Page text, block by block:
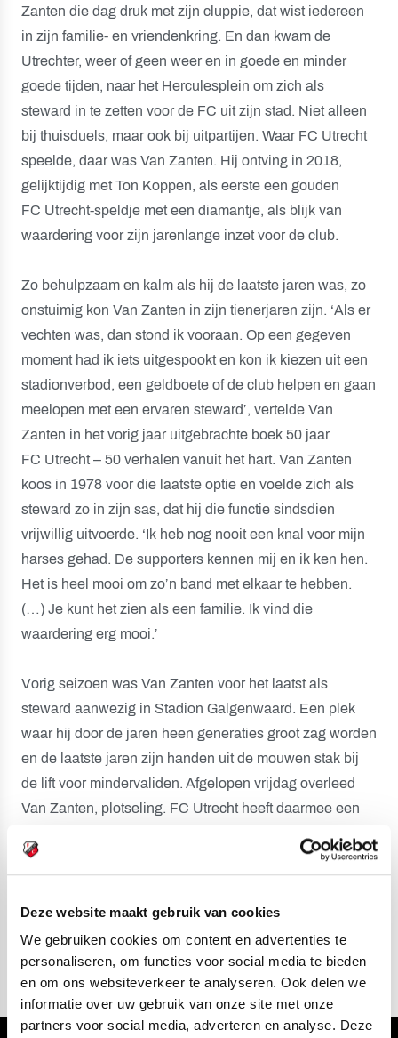
Deze website maakt gebruik van cookies
We gebruiken cookies om content en advertenties te
personaliseren, om functies voor social media te bieden
en om ons websiteverkeer te analyseren. Ook delen we
informatie over uw gebruik van onze site met onze
partners voor social media, adverteren en analyse. Deze
Zanten die dag druk met zijn cluppie, dat wist iedereen
in zijn familie- en vriendenkring. En dan kwam de
Utrechter, weer of geen weer en in goede en minder
goede tijden, naar het Herculesplein om zich als
steward in te zetten voor de FC uit zijn stad. Niet alleen
bij thuisduels, maar ook bij uitpartijen. Waar FC Utrecht
speelde, daar was Van Zanten. Hij ontving in 2018,
gelijktijdig met Ton Koppen, als eerste een gouden
FC Utrecht-speldje met een diamantje, als blijk van
waardering voor zijn jarenlange inzet voor de club.
Zo behulpzaam en kalm als hij de laatste jaren was, zo
onstuimig kon Van Zanten in zijn tienerjaren zijn. ‘Als er
vechten was, dan stond ik vooraan. Op een gegeven
moment had ik iets uitgespookt en kon ik kiezen uit een
stadionverbod, een geldboete of de club helpen en gaan
meelopen met een ervaren steward’, vertelde Van
Zanten in het vorig jaar uitgebrachte boek 50 jaar
FC Utrecht – 50 verhalen vanuit het hart. Van Zanten
koos in 1978 voor die laatste optie en voelde zich als
steward zo in zijn sas, dat hij die functie sindsdien
vrijwillig uitvoerde. ‘Ik heb nog nooit een knal voor mijn
harses gehad. De supporters kennen mij en ik ken hen.
Het is heel mooi om zo’n band met elkaar te hebben.
(…) Je kunt het zien als een familie. Ik vind die
waardering erg mooi.’
Vorig seizoen was Van Zanten voor het laatst als
steward aanwezig in Stadion Galgenwaard. Een plek
waar hij door de jaren heen generaties groot zag worden
en de laatste jaren zijn handen uit de mouwen stak bij
de lift voor mindervaliden. Afgelopen vrijdag overleed
Van Zanten, plotseling. FC Utrecht heeft daarmee een
Gert van Zanten veel sterkte toe bij het verwerken van
dit verlies.